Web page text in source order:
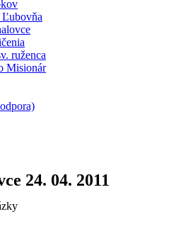
Ľubovňa
ruženca
Misionár
24. 04. 2011